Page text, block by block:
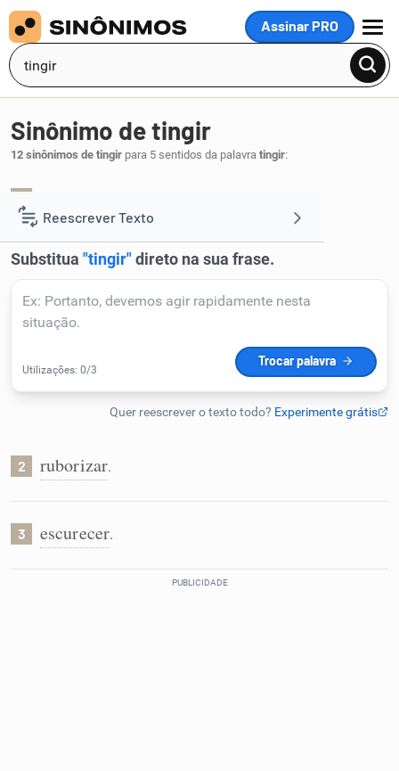
Assinar PRO
MENU
Reescrever Texto
Resumir Texto
Corrigir Texto
Detector de IA
Humanizador de IA
Conexões
Sinônimo de tingir
12 sinônimos de tingir para 5 sentidos da palavra tingir:
2 ruborizar.
3 escurecer.